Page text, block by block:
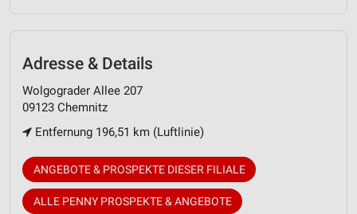
Adresse & Details
Wolgograder Allee 207
09123 Chemnitz
Entfernung 196,51 km (Luftlinie)
ANGEBOTE & PROSPEKTE DIESER FILIALE
ALLE PENNY PROSPEKTE & ANGEBOTE